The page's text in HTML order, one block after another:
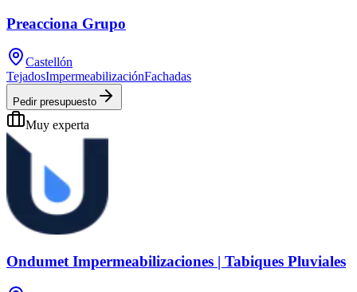
Preacciona Grupo
Castellón
TejadosImpermeabilizaciónFachadas
Pedir presupuesto
Muy experta
Ondumet Impermeabilizaciones | Tabiques Pluviales